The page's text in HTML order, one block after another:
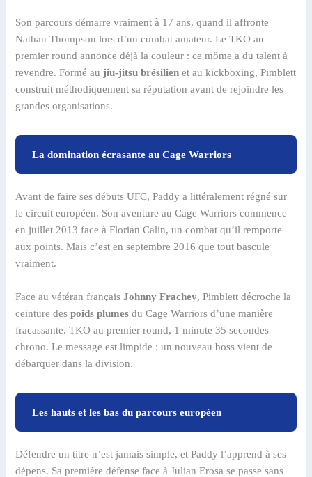
Son parcours démarre vraiment à 17 ans, quand il affronte
Nathan Thompson lors d’un combat amateur. Le TKO au
premier round annonce déjà la couleur : ce môme a du talent à
revendre. Formé au jiu-jitsu brésilien et au kickboxing, Pimblett
construit méthodiquement sa réputation avant de rejoindre les
grandes organisations.
La domination écrasante au Cage Warriors
Avant de faire ses débuts UFC, Paddy a littéralement régné sur
le circuit européen. Son aventure au Cage Warriors commence
en juillet 2013 face à Florian Calin, un combat qu’il remporte
aux points. Mais c’est en septembre 2016 que tout bascule
vraiment.
Face au vétéran françaisJohnny Frachey, Pimblett décroche la
ceinture despoids plumes du Cage Warriors d’une manière
fracassante. TKO au premier round, 1 minute 35 secondes
chrono. Le message est limpide : un nouveau boss vient de
débarquer dans la division.
Les hauts et les bas du parcours européen
Défendre un titre n’est jamais simple, et Paddy l’apprend à ses
dépens. Sa première défense face à Julian Erosa se passe sans